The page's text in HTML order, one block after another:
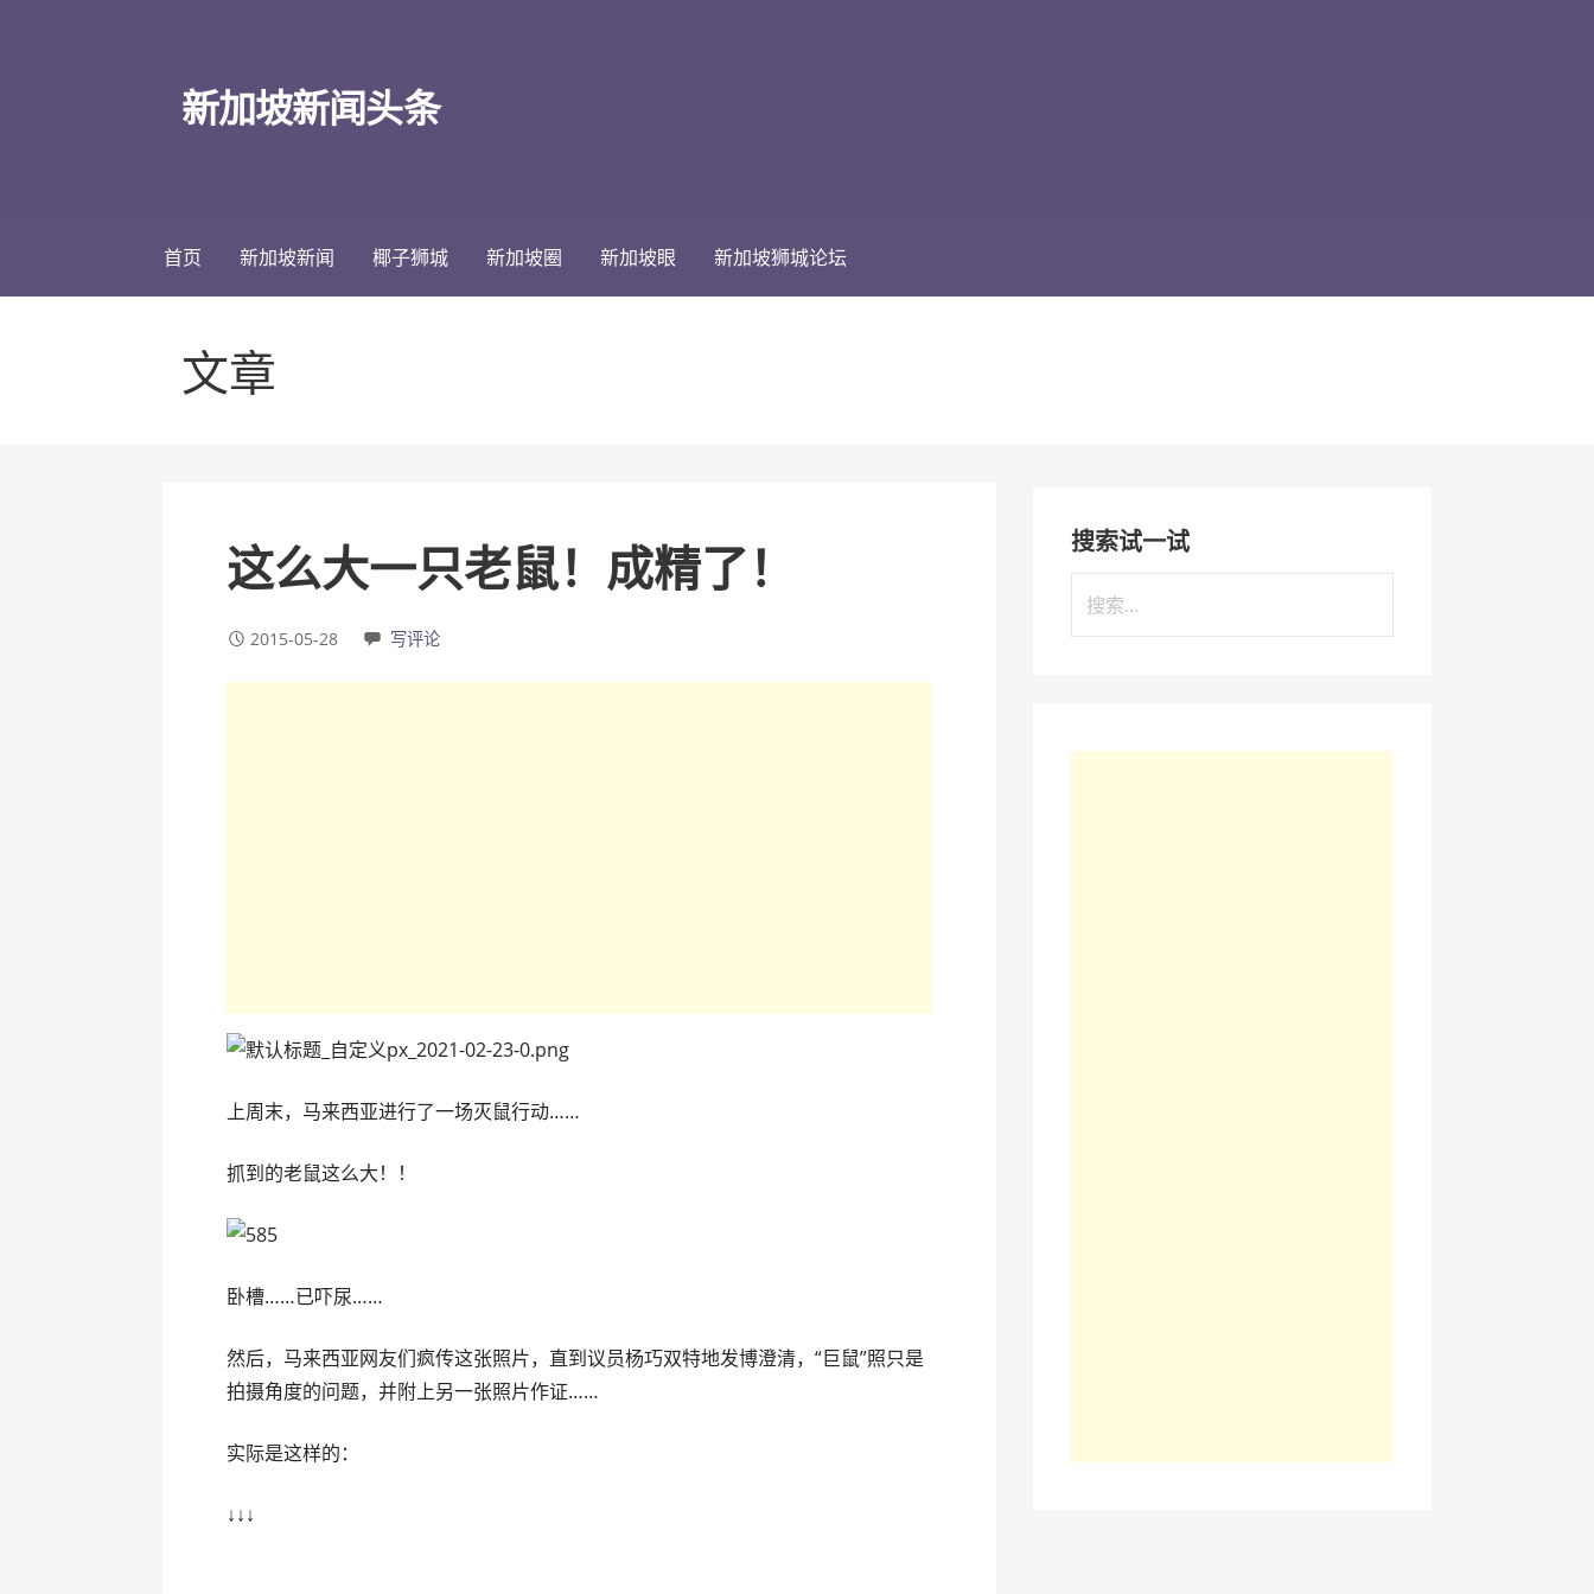
新加坡新闻头条
首页 新加坡新闻 椰子狮城 新加坡圈 新加坡眼 新加坡狮城论坛
文章
这么大一只老鼠！成精了！
2015-05-28 写评论
上周末，马来西亚进行了一场灭鼠行动……
抓到的老鼠这么大！！
卧槽……已吓尿……
然后，马来西亚网友们疯传这张照片，直到议员杨巧双特地发博澄清，“巨鼠”照只是
拍摄角度的问题，并附上另一张照片作证……
实际是这样的：
↓↓↓
搜索试一试
索